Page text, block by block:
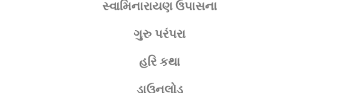
સ્વામિનારાયણ ઉપાસના
ગુરુ પરંપરા
હરિ કથા
ડાઉનલોડ